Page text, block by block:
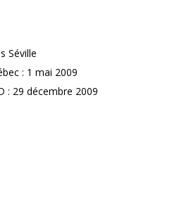
Séville
: 1 mai 2009
: 29 décembre 2009